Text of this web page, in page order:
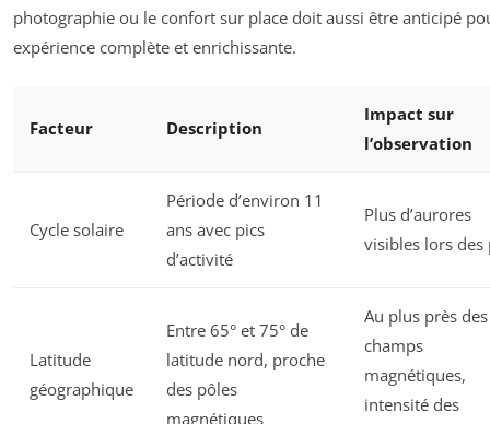
photographie ou le confort sur place doit aussi être anticipé
expérience complète et enrichissante.
Facteur Description
Impact sur
l’observation
Cycle solaire
Période d’environ 11
ans avec pics
d’activité
Plus d’aurores
visibles lors des
Latitude
géographique
Entre 65° et 75° de
latitude nord, proche
des pôles
magnétiques
Au plus près des
champs
magnétiques,
intensité des